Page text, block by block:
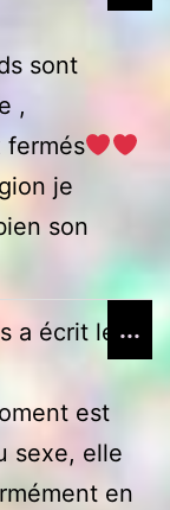
sont
,
fermés
je
son
a écrit le
est
sexe, elle
en
...